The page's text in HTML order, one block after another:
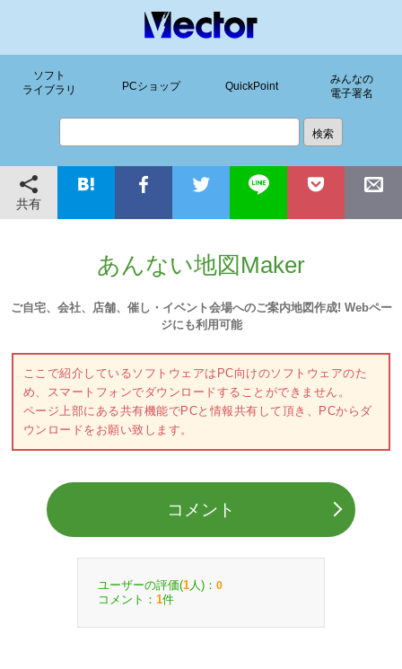
ソフト
ライブラリ
PCショップ QuickPoint
みんなの
電子署名
共有
あんない地図Maker
ご自宅、会社、店舗、催し・イベント会場へのご案内地図作成! Webペー
ジにも利用可能
ここで紹介しているソフトウェアはPC向けのソフトウェアのた
め、スマートフォンでダウンロードすることができません。
ページ上部にある共有機能でPCと情報共有して頂き、PCからダ
ウンロードをお願い致します。
コメント
ユーザーの評価(1 人)： 0
コメント： 1件